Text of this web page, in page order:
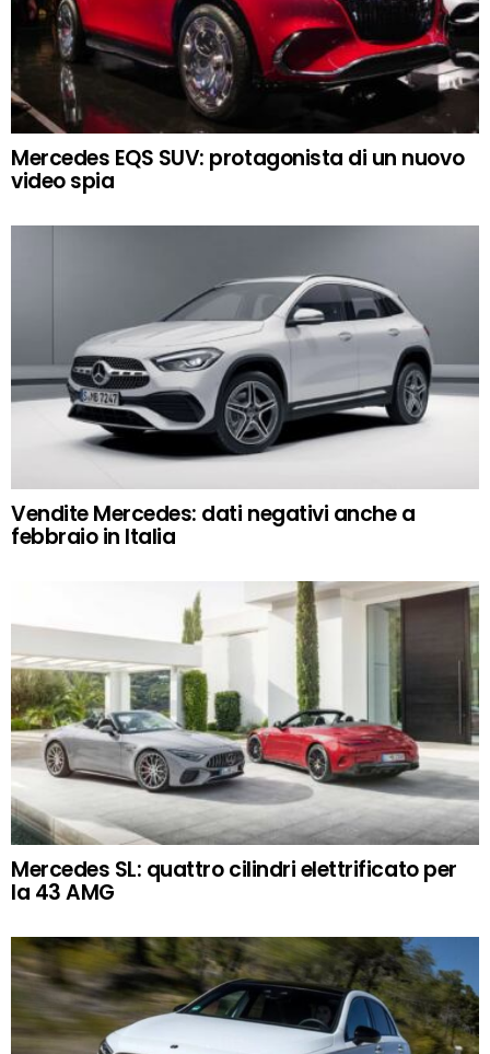
Mercedes EQS SUV: protagonista di un nuovo
video spia
Vendite Mercedes: dati negativi anche a
febbraio in Italia
Mercedes SL: quattro cilindri elettrificato per
la 43 AMG